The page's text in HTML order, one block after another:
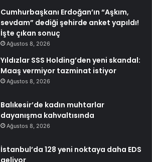
Cumhurbaşkanı Erdoğan’ın “Aşkım,
sevdam” dediği şehirde anket yapıldı!
İşte çıkan sonuç
Ağustos 8, 2026
Yıldızlar SSS Holding’den yeni skandal:
Maaş vermiyor tazminat istiyor
Ağustos 8, 2026
Balıkesir’de kadın muhtarlar
dayanışma kahvaltısında
Ağustos 8, 2026
İstanbul’da 128 yeni noktaya daha EDS